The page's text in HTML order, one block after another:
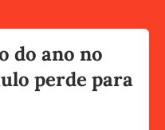
do ano no
perde para